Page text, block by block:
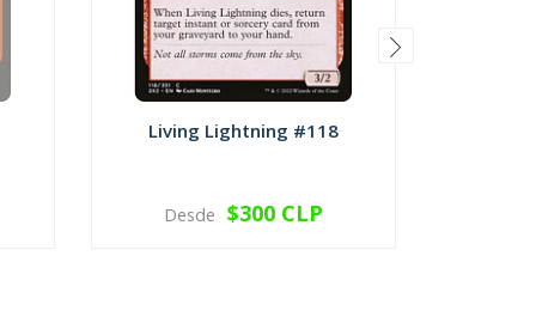
Living Lightning #118
VER OPCIONES
Desde $300 CLP